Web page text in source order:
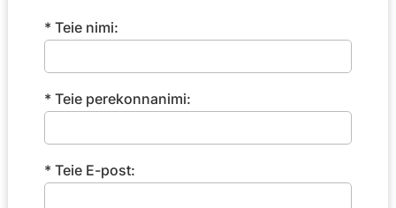
* Teie nimi:
* Teie perekonnanimi:
* Teie E-post: